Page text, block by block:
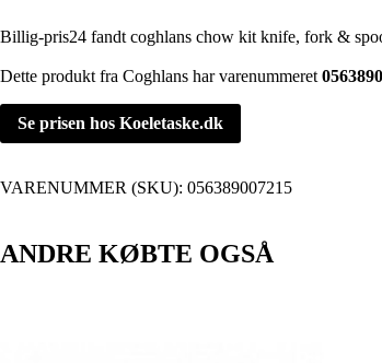
Billig-pris24 fandt coghlans chow kit knife, fork &
Dette produkt fra Coghlans har varenummeret
Se prisen hos Koeletaske.dk
VARENUMMER (SKU): 056389007215
ANDRE KØBTE OGSÅ